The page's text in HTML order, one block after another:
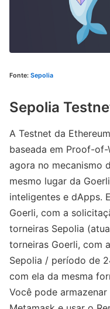
Fonte: Sepolia
Sepolia
A Testnet da Ethereum
baseada em Proof-of-
agora no mecanismo
mesmo lugar da
inteligentes e dApps.
Goerli, com a
torneiras Sepolia
torneiras Goerli, com
Sepolia / período de
com ela da mesma
Você pode